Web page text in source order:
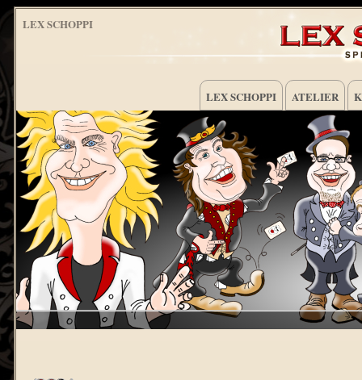
LEX SCHOPPI
LEX SCHOPPI ATELIER